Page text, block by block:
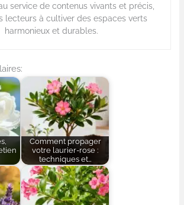
service de contenus vivants et précis,
lecteurs à cultiver des espaces verts
harmonieux et durables.
Comment propager
votre laurier-rose :
techniques et…